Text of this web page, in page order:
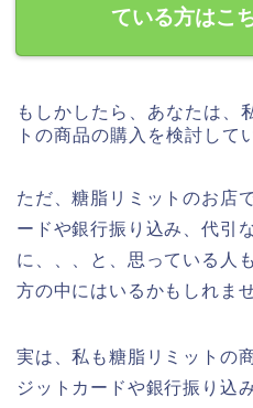
ている方はこ
もしかしたら、あなたは、
トの商品の購入を検討して
ただ、糖脂リミットのお店
ードや銀行振り込み、代引
に、、、と、思っている人
方の中にはいるかもしれませ
実は、私も糖脂リミットの
ジットカードや銀行振り込